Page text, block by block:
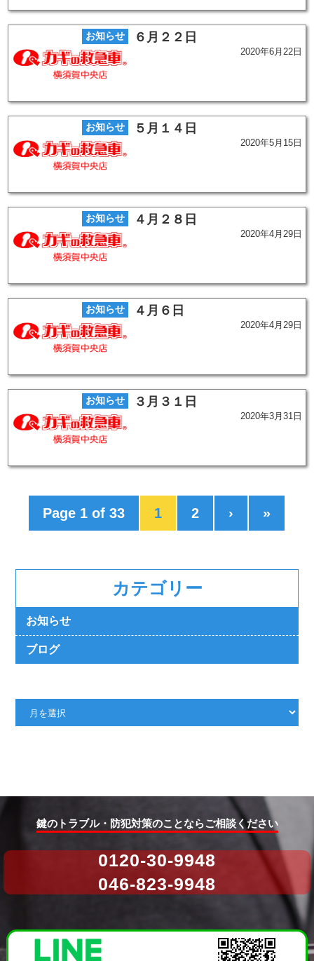
お知らせ ６月２２日
2020年6月22日
お知らせ ５月１４日
2020年5月15日
お知らせ ４月２８日
2020年4月29日
お知らせ ４月６日
2020年4月29日
お知らせ ３月３１日
2020年3月31日
Page 1 of 33 1 2 › »
カテゴリー
お知らせ
ブログ
投
探
す
鍵のトラブル・防犯対策のことならご相談ください
0120-30-9948
046-823-9948